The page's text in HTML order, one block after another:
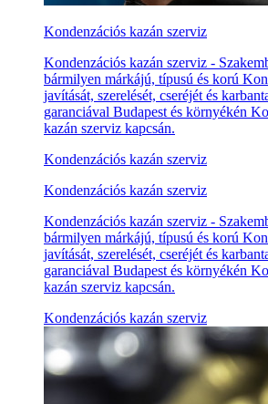
Kondenzációs kazán szerviz
Kondenzációs kazán szerviz -
bármilyen márkájú, típusú és korú
javítását, szerelését, cseréjét és
garanciával Budapest és környékén
kazán szerviz kapcsán.
Kondenzációs kazán szerviz
Kondenzációs kazán szerviz
Kondenzációs kazán szerviz -
bármilyen márkájú, típusú és korú
javítását, szerelését, cseréjét és
garanciával Budapest és környékén
kazán szerviz kapcsán.
Kondenzációs kazán szerviz